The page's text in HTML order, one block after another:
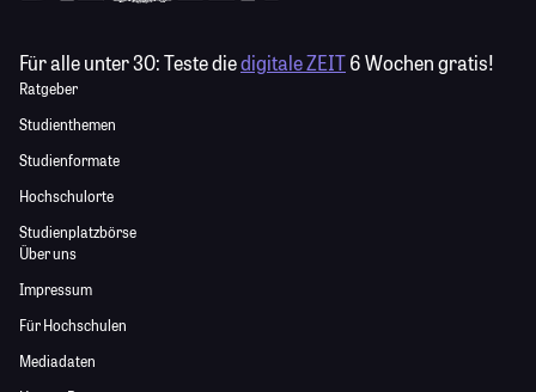
Für alle unter 30:Teste diedigitale ZEIT6 Wochen gratis!
Ratgeber
Studienthemen
Studienformate
Hochschulorte
Studienplatzbörse
Über uns
Impressum
Für Hochschulen
Mediadaten